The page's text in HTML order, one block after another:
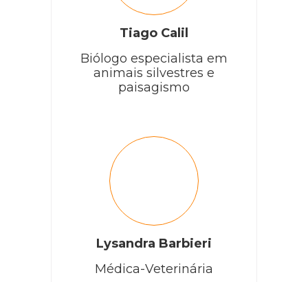
Tiago Calil
Biólogo especialista em
animais silvestres e
paisagismo
Lysandra Barbieri
Médica-Veterinária